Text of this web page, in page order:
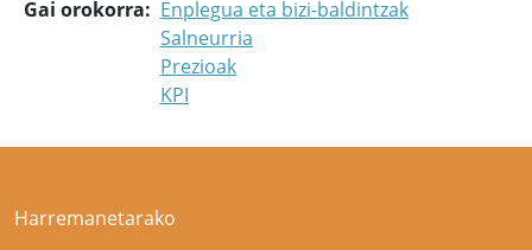
Gai orokorra
Enplegua eta bizi-baldintzak
Salneurria
Prezioak
KPI
Harremanetarako